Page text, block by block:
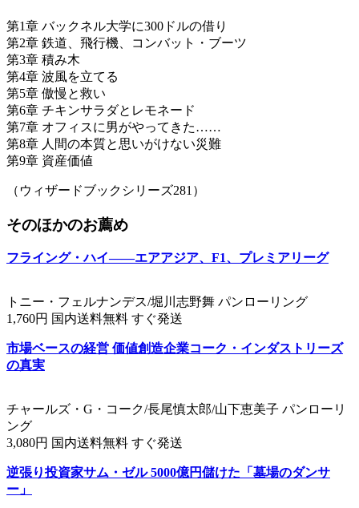
第1章 バックネル大学に300ドルの借り
第2章 鉄道、飛行機、コンバット・ブーツ
第3章 積み木
第4章 波風を立てる
第5章 傲慢と救い
第6章 チキンサラダとレモネード
第7章 オフィスに男がやってきた……
第8章 人間の本質と思いがけない災難
第9章 資産価値
（ウィザードブックシリーズ281）
そのほかのお薦め
フライング・ハイ――エアアジア、F1、プレミアリーグ
トニー・フェルナンデス/堀川志野舞 パンローリング
1,760円 国内送料無料 すぐ発送
市場ベースの経営 価値創造企業コーク・インダストリーズ
の真実
チャールズ・G・コーク/長尾慎太郎/山下恵美子 パンローリ
ング
3,080円 国内送料無料 すぐ発送
逆張り投資家サム・ゼル 5000億円儲けた「墓場のダンサ
ー」